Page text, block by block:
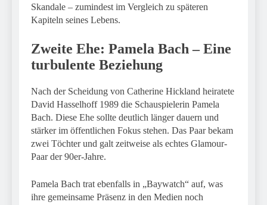
Skandale – zumindest im Vergleich zu späteren
Kapiteln seines Lebens.
Zweite Ehe: Pamela Bach – Eine
turbulente Beziehung
Nach der Scheidung von Catherine Hickland heiratete
David Hasselhoff 1989 die Schauspielerin Pamela
Bach. Diese Ehe sollte deutlich länger dauern und
stärker im öffentlichen Fokus stehen. Das Paar bekam
zwei Töchter und galt zeitweise als echtes Glamour-
Paar der 90er-Jahre.
Pamela Bach trat ebenfalls in „Baywatch“ auf, was
ihre gemeinsame Präsenz in den Medien noch